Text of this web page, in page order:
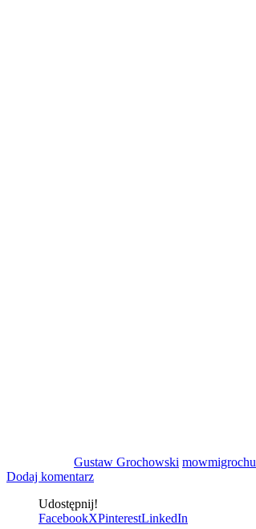
Gustaw Grochowski mowmigrochu
Dodaj komentarz
Udostępnij!
FacebookXPinterestLinkedIn